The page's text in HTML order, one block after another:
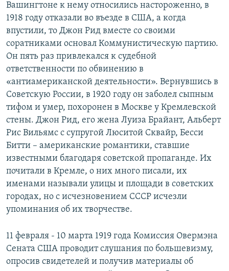
Вашингтоне к нему относились настороженно, в
1918 году отказали во въезде в США, а когда
впустили, то Джон Рид вместе со своими
соратниками основал Коммунистическую партию.
Он пять раз привлекался к судебной
ответственности по обвинению в
«антиамериканской деятельности». Вернувшись в
Советскую России, в 1920 году он заболел сыпным
тифом и умер, похоронен в Москве у Кремлевской
стены. Джон Рид, его жена Луиза Брайант, Альберт
Рис Вильямс с супругой Люситой Сквайр, Бесси
Битти – американские романтики, ставшие
известными благодаря советской пропаганде. Их
почитали в Кремле, о них много писали, их
именами называли улицы и площади в советских
городах, но с исчезновением СССР исчезли
упоминания об их творчестве.
11 февраля - 10 марта 1919 года Комиссия Овермэна
Сената США проводит слушания по большевизму,
опросив свидетелей и получив материалы об